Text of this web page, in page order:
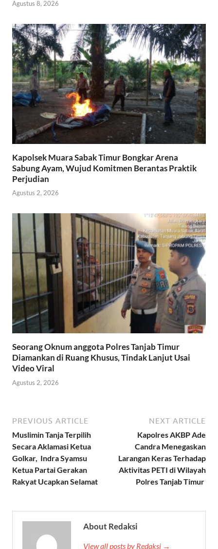
Agustus 8, 2026
Kapolsek Muara Sabak Timur Bongkar Arena
Sabung Ayam, Wujud Komitmen Berantas Praktik
Perjudian
Agustus 2, 2026
Seorang Oknum anggota Polres Tanjab Timur
Diamankan di Ruang Khusus, Tindak Lanjut Usai
Video Viral
Agustus 2, 2026
PREVIOUS ARTICLE
Muslimin Tanja Terpilih
Secara Aklamasi Ketua
Golkar, Indra Syamsu
Ketua Partai Gerakan
Rakyat Ucapkan Selamat
NEXT ARTICLE
Kapolres AKBP Ade
Candra Menegaskan
Larangan Keras Terhadap
Aktivitas PETI di Wilayah
Polres Tanjab Timur
About Redaksi
View all posts by Redaksi →